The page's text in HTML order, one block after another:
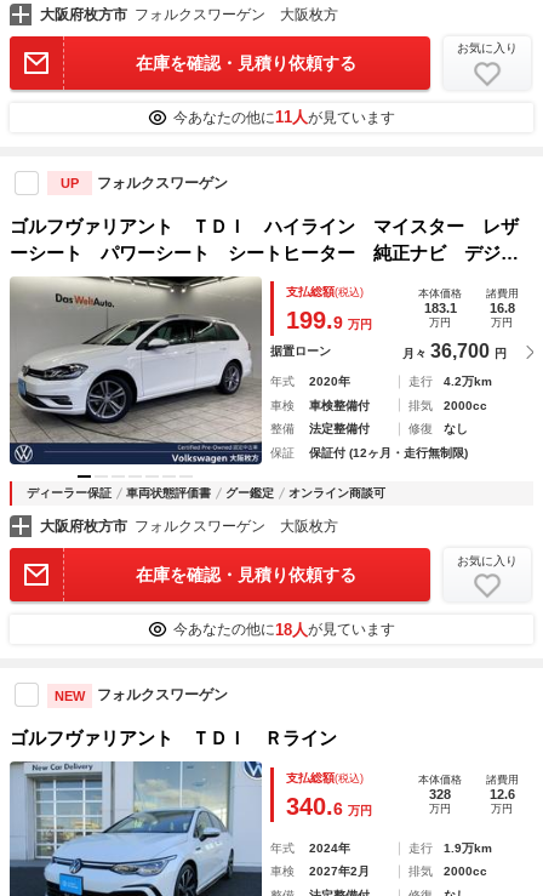
大阪府枚方市 フォルクスワーゲン 大阪枚方
在庫を確認・見積り依頼する
お気に入り
今あなたの他に11人が見ています
UP フォルクスワーゲン
ゴルフヴァリアント ＴＤＩ ハイライン マイスター レザ
ーシート パワーシート シートヒーター 純正ナビ デジタ
ルメーター 障害物センサー バックカメラ デイライト ダ
イナミックライトアシスト スマートキー ＥＴＣ
支払総額(税込)
199.9 万円
本体価格
183.1
万円
諸費用
16.8
万円
据置ローン 月々 36,700 円
年式 2020年 走行
4.2万km
車検
車検整備付 排気
2000cc
整備
法定整備付 修復
なし
保証
保証付 (12ヶ月・走行無制限)
ディーラー保証 車両状態評価書 グー鑑定 オンライン商談可
大阪府枚方市 フォルクスワーゲン 大阪枚方
在庫を確認・見積り依頼する
お気に入り
今あなたの他に18人が見ています
NEW フォルクスワーゲン
ゴルフヴァリアント ＴＤＩ Ｒライン
支払総額(税込)
340.6 万円
本体価格
328
万円
諸費用
12.6
万円
年式 2024年 走行
1.9万km
車検
2027年2月 排気
2000cc